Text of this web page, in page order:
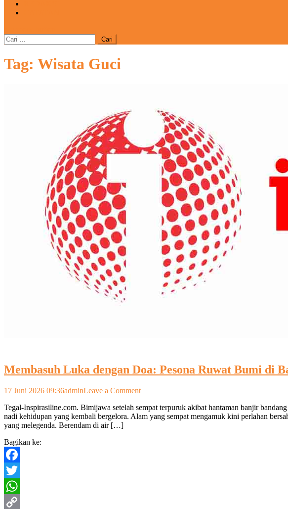
Cari
untuk:
Tag: Wisata Guci
Membasuh Luka dengan Doa: Pesona Ruwat Bumi di
17 Juni 2026 09:36adminLeave a Commenton
Luka
dengan
Tegal-Inspirasiline.com. ​Bimijawa setelah sempat terpuruk akibat hantaman banjir
nadi kehidupan yang kembali bergelora. Alam yang sempat mengamuk kini perlahan
yang melegenda. Berendam di air […]
Bagikan ke:
Facebook
Twitter
WhatsApp